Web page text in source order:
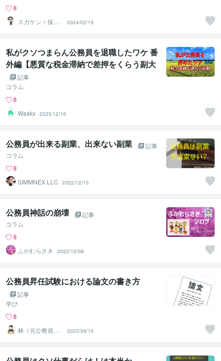
8
スガケン｜採用
者の心をがっち
り掴む転職術
2024/02/15
私がクソつまらん公務員を退職したワケ 番
外編【悪質な税金滞納で差押をくらう副大
臣】記事
コラム
8
Wasky 2023/12/15
公務員が出来る副業、出来ない副業
記事
コラム
8
SIMMNEX LLC
2022/12/15
公務員神話の崩壊
記事
コラム
8
ふかむらさき
2022/10/08
公務員昇任試験における論文の書き方
記事
学び
8
林（元公務員－
面接官・論文採
点歴16年）
2022/09/15